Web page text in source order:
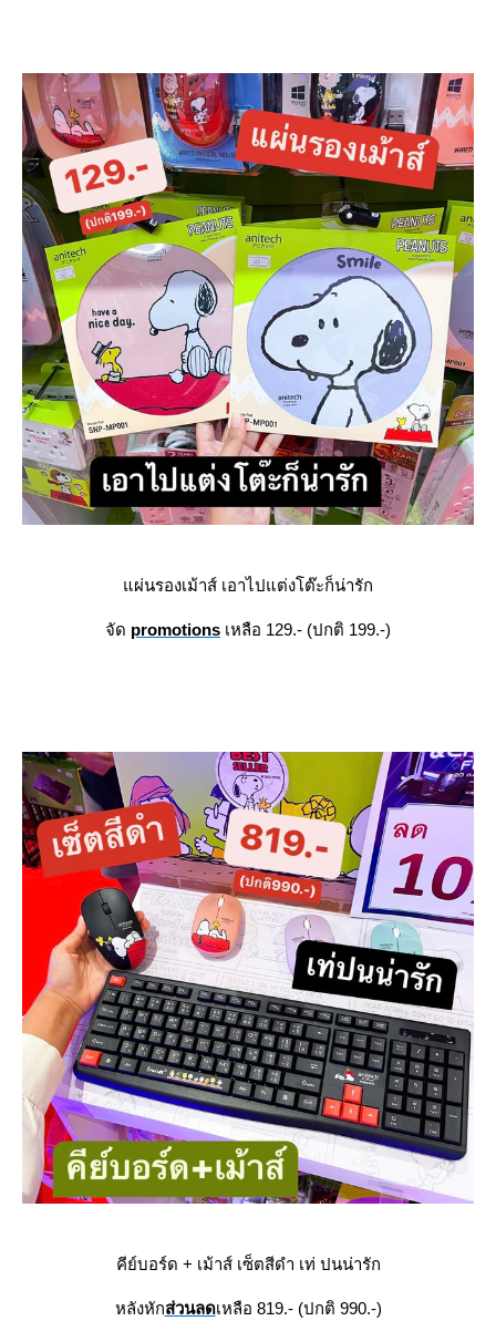
ผ่นรองเม้าส์ เอาไปแต่งโต๊ะก็น่ารัก
จัด promotions เหลือ 129.- (ปกติ 199.-)
คีย์บอร์ด + เม้าส์ เซ็ตสีดำ เท่ ปนน่ารัก
หลังหักส่วนลดเหลือ 819.- (ปกติ 990.-)